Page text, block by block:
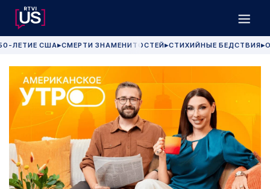
ЛЕТИЕ США▶СМЕРТИ ЗНАМЕНИТОСТЕЙ▶СТИХИЙНЫЕ БЕДСТВИЯ▶